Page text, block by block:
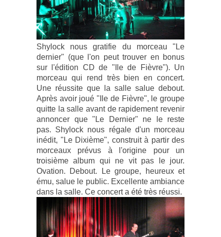
Shylock nous gratifie du morceau "Le
dernier" (que l'on peut trouver en bonus
sur l'édition CD de "Ile de Fièvre"). Un
morceau qui rend très bien en concert.
Une réussite que la salle salue debout.
Après avoir joué "Ile de Fièvre", le groupe
quitte la salle avant de rapidement revenir
annoncer que "Le Dernier" ne le reste
pas. Shylock nous régale d'un morceau
inédit, "Le Dixième", construit à partir des
morceaux prévus à l'origine pour un
troisième album qui ne vit pas le jour.
Ovation. Debout. Le groupe, heureux et
ému, salue le public. Excellente ambiance
dans la salle. Ce concert a été très réussi.